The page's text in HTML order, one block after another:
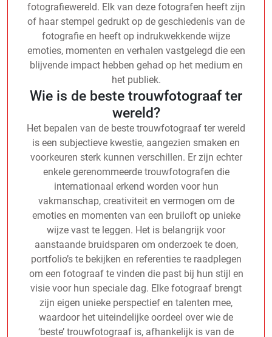
fotografiewereld. Elk van deze fotografen heeft zijn
of haar stempel gedrukt op de geschiedenis van de
fotografie en heeft op indrukwekkende wijze
emoties, momenten en verhalen vastgelegd die een
blijvende impact hebben gehad op het medium en
het publiek.
Wie is de beste trouwfotograaf ter
wereld?
Het bepalen van de beste trouwfotograaf ter wereld
is een subjectieve kwestie, aangezien smaken en
voorkeuren sterk kunnen verschillen. Er zijn echter
enkele gerenommeerde trouwfotografen die
internationaal erkend worden voor hun
vakmanschap, creativiteit en vermogen om de
emoties en momenten van een bruiloft op unieke
wijze vast te leggen. Het is belangrijk voor
aanstaande bruidsparen om onderzoek te doen,
portfolio’s te bekijken en referenties te raadplegen
om een fotograaf te vinden die past bij hun stijl en
visie voor hun speciale dag. Elke fotograaf brengt
zijn eigen unieke perspectief en talenten mee,
waardoor het uiteindelijke oordeel over wie de
‘beste’ trouwfotograaf is, afhankelijk is van de